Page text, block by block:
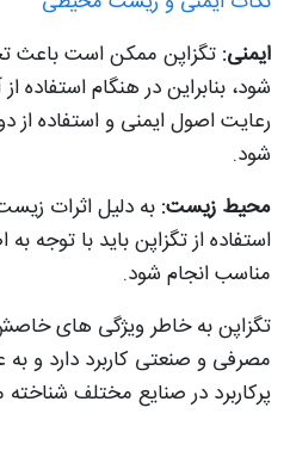
ایمنی: تگزاپن ممکن است
شود، بنابراین در هنگام
رعایت اصول ایمنی و استفاده
شود.
محیط زیست: به دلیل اثرات
استفاده از تگزاپن باید با توجه
مناسب انجام شود.
تگزاپن به خاطر ویژگی های
مصرفی و صنعتی کاربرد دارد و
پرکاربرد در صنایع مختلف